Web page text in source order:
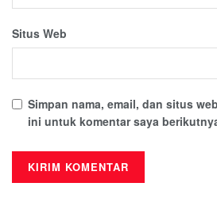
Situs Web
Simpan nama, email, dan situs
ini untuk komentar saya